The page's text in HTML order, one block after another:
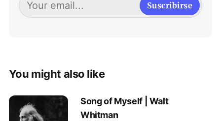
Suscribirse
You might also like
Song of Myself | Walt
Whitman